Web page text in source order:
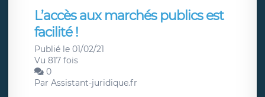
L’accès aux marchés publics est
facilité !
Publié le 01/02/21
Vu 817 fois
0
Par Assistant-juridique.fr